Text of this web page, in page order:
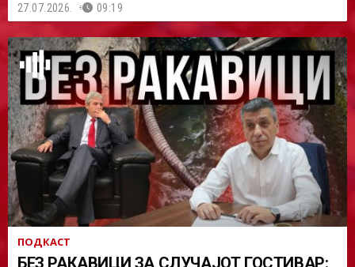
27.07.2026. 09:19
ПОДКАСТ